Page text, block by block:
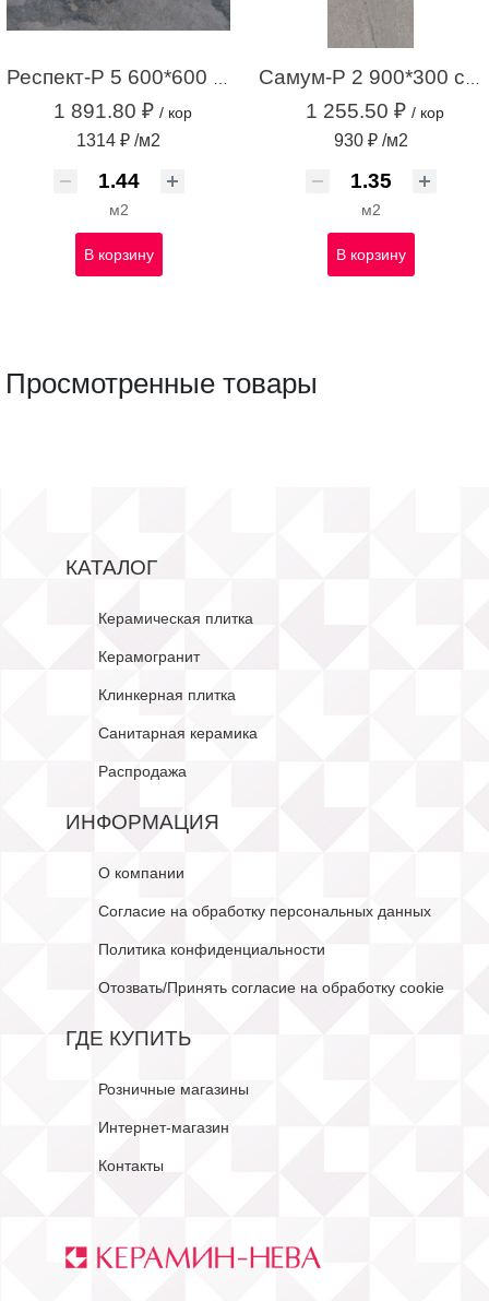
1 891.80 ₽ / кор
1314 ₽ /м2
м2
В корзину
1 255.50 ₽ / кор
930 ₽ /м2
м2
В корзину
Просмотренные товары
КАТАЛОГ
Керамическая плитка
Керамогранит
Клинкерная плитка
Санитарная керамика
Распродажа
ИНФОРМАЦИЯ
О компании
Согласие на обработку персональных данных
Политика конфиденциальности
Отозвать/Принять согласие на обработку cookie
ГДЕ КУПИТЬ
Розничные магазины
Интернет-магазин
Контакты